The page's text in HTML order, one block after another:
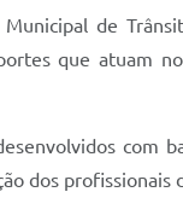
de
que atuam
com
dos